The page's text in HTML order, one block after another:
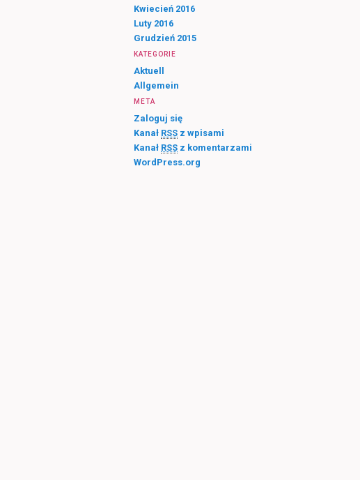
Kwiecień 2016
Luty 2016
Grudzień 2015
KATEGORIE
Aktuell
Allgemein
META
Zaloguj się
Kanał RSS z wpisami
Kanał RSS z komentarzami
WordPress.org